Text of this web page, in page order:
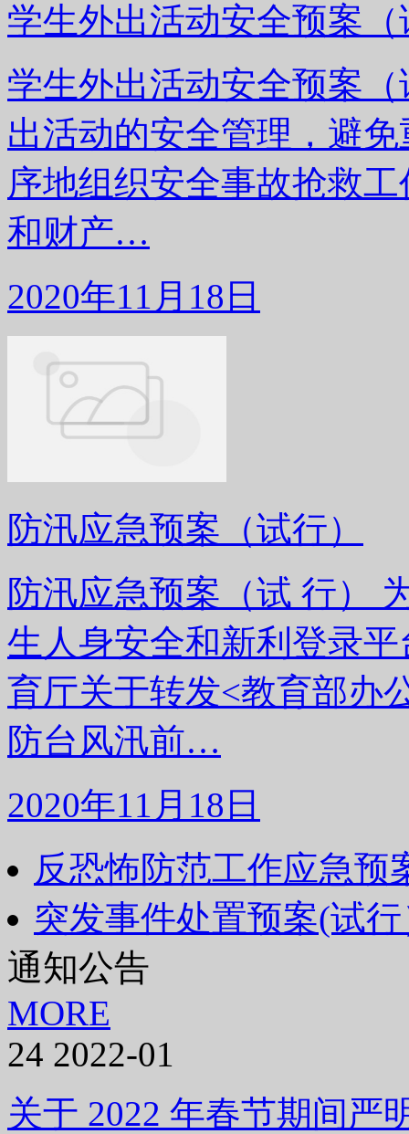
学生外出活动安全预案（
学生外出活动安全预案
出活动的安全管理，避
序地组织安全事故抢救
和财产…
2020年11月18日
防汛应急预案（试行）
防汛应急预案（试 行）
生人身安全和新利登录
育厅关于转发<教育部办
防台风汛前…
2020年11月18日
反恐怖防范工作应急预
突发事件处置预案(试
通知公告
MORE
24 2022-01
关于 2022 年春节期间严